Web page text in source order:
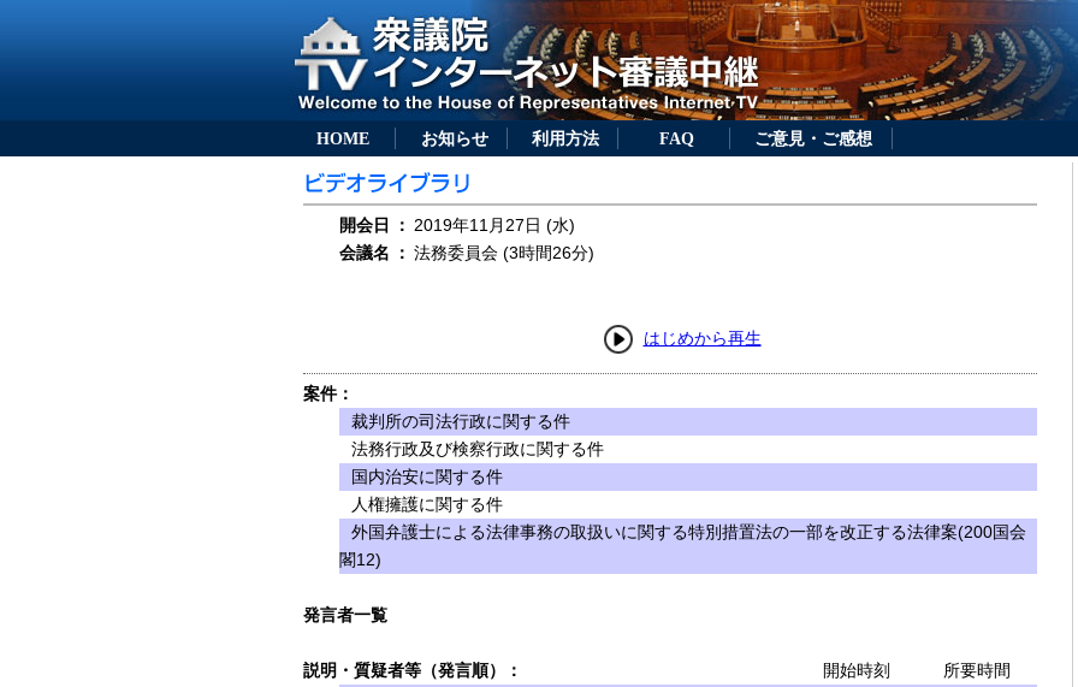
HOME お知らせ 利用方法 FAQ ご意見・ご感想
開会日 ： 2019年11月27日 (水)
会議名
： 法務委員会 (3時間26分)
はじめから再生
案件：
裁判所の司法行政に関する件
法務行政及び検察行政に関する件
国内治安に関する件
人権擁護に関する件
外国弁護士による法律事務の取扱いに関する特別措置法の一部を改正する法律案(200国会
閣12)
発言者一覧
説明・質疑者等（発言順）： 開始時刻
所要時間